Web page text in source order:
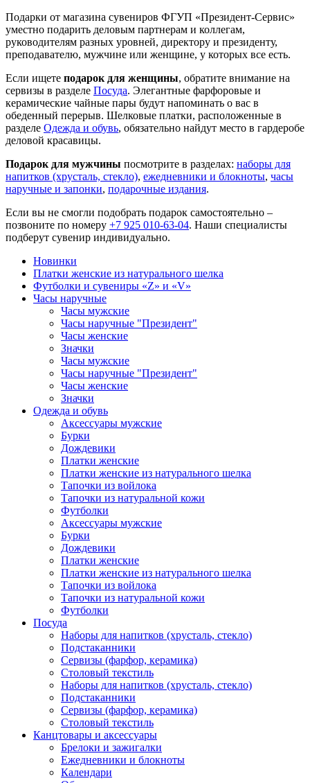
Подарки от магазина сувениров ФГУП «Президент-Сервис»
уместно подарить деловым партнерам и коллегам,
руководителям разных уровней, директору и президенту,
преподавателю, мужчине или женщине, у которых все есть.
Если ищете подарок для женщины, обратите внимание на
сервизы в разделе Посуда. Элегантные фарфоровые и
керамические чайные пары будут напоминать о вас в
обеденный перерыв. Шелковые платки, расположенные в
разделе Одежда и обувь, обязательно найдут место в гардеробе
деловой красавицы.
Подарок для мужчины посмотрите в разделах: наборы для
напитков (хрусталь, стекло), ежедневники и блокноты, часы
наручные и запонки, подарочные издания.
Если вы не смогли подобрать подарок самостоятельно –
позвоните по номеру +7 925 010-63-04. Наши специалисты
подберут сувенир индивидуально.
Новинки
Платки женские из натурального шелка
Футболки и сувениры «Z» и «V»
Часы наручные
Часы мужские
Часы наручные "Президент"
Часы женские
Значки
Часы мужские
Часы наручные "Президент"
Часы женские
Значки
Одежда и обувь
Аксессуары мужские
Бурки
Дождевики
Платки женские
Платки женские из натурального шелка
Тапочки из войлока
Тапочки из натуральной кожи
Футболки
Аксессуары мужские
Бурки
Дождевики
Платки женские
Платки женские из натурального шелка
Тапочки из войлока
Тапочки из натуральной кожи
Футболки
Посуда
Наборы для напитков (хрусталь, стекло)
Подстаканники
Сервизы (фарфор, керамика)
Столовый текстиль
Наборы для напитков (хрусталь, стекло)
Подстаканники
Сервизы (фарфор, керамика)
Столовый текстиль
Канцтовары и аксессуары
Брелоки и зажигалки
Ежедневники и блокноты
Календари